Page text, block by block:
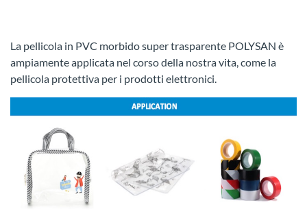
La pellicola in PVC morbido super trasparente POLYSAN è
ampiamente applicata nel corso della nostra vita, come la
pellicola protettiva per i prodotti elettronici.